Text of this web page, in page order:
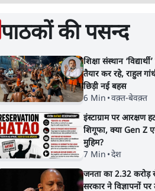
पाठकों की पसन्द
शिक्षा संस्थान
तैयार कर रहे, राहुल
छिड़ी नई बहस
6 Min •वक़्त-बेवक़्त
इंस्टाग्राम पर आरक्षण
शिगूफा, क्या Gen Z
मुहिम?
7 Min •देश
जनता का 2.32 करोड़
सरकार ने विज्ञापनों